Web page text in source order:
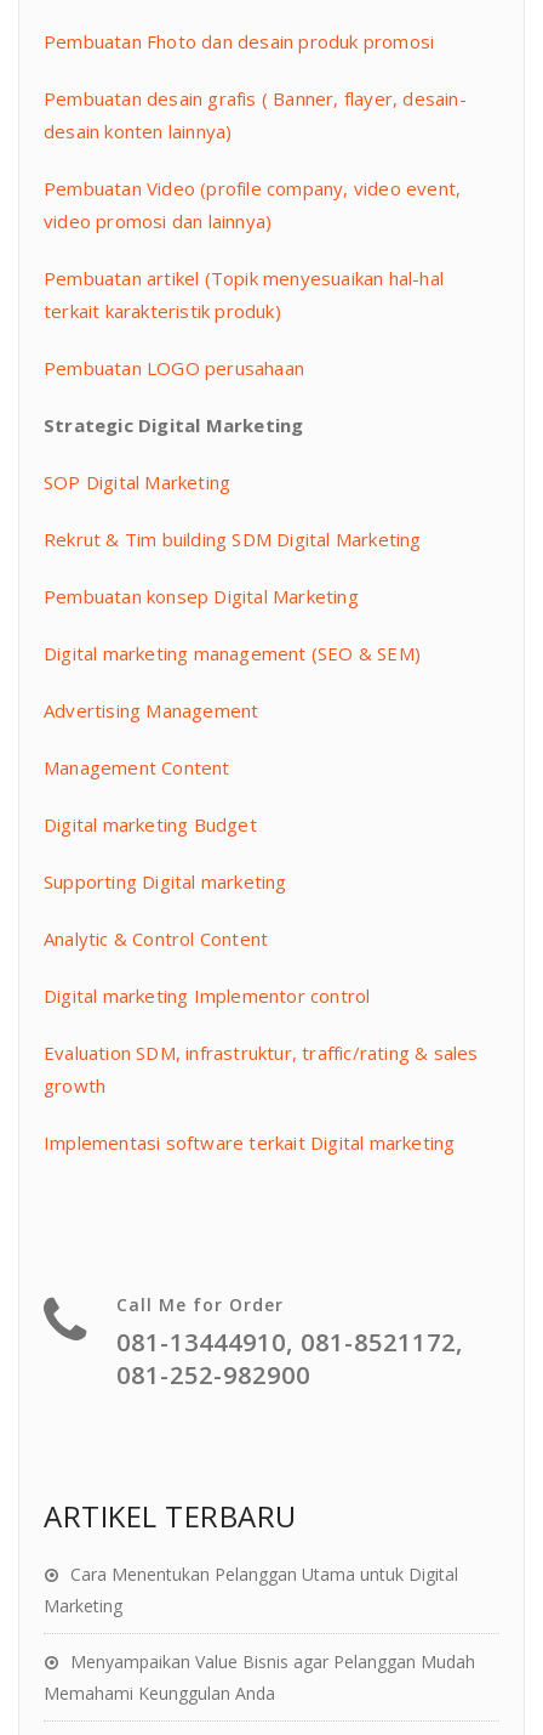
Pembuatan Fhoto dan desain produk promosi
Pembuatan desain grafis ( Banner, flayer, desain-
desain konten lainnya)
Pembuatan Video (profile company, video event,
video promosi dan lainnya)
Pembuatan artikel (Topik menyesuaikan hal-hal
terkait karakteristik produk)
Pembuatan LOGO perusahaan
Strategic Digital Marketing
SOP Digital Marketing
Rekrut & Tim building SDM Digital Marketing
Pembuatan konsep Digital Marketing
Digital marketing management (SEO & SEM)
Advertising Management
Management Content
Digital marketing Budget
Supporting Digital marketing
Analytic & Control Content
Digital marketing Implementor control
Evaluation SDM, infrastruktur, traffic/rating & sales
growth
Implementasi software terkait Digital marketing
Call Me for Order
081-13444910, 081-8521172,
081-252-982900
ARTIKEL TERBARU
Cara Menentukan Pelanggan Utama untuk Digital
Marketing
Menyampaikan Value Bisnis agar Pelanggan Mudah
Memahami Keunggulan Anda